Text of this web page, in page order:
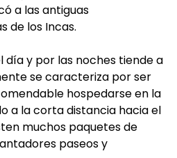
a las antiguas
de los Incas.
día y por las noches tiende a
se caracteriza por ser
hospedarse en la
a la corta distancia hacia el
muchos paquetes de
paseos y